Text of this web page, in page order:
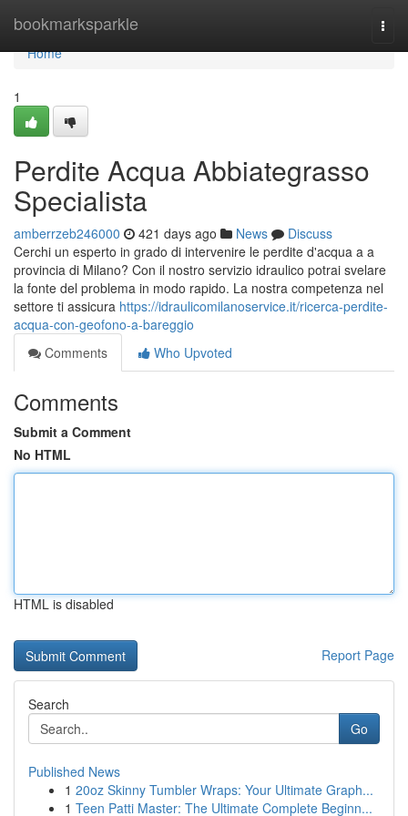
bookmarksparkle
Home
Home
1
Perdite Acqua Abbiategrasso
Specialista
amberrzeb246000 421 days ago News
Discuss
Cerchi un esperto in grado di intervenire le perdite d'acqua a a
provincia di Milano? Con il nostro servizio idraulico potrai svelare
la fonte del problema in modo rapido. La nostra competenza nel
settore ti assicura https://idraulicomilanoservice.it/ricerca-perdite-
acqua-con-geofono-a-bareggio
Comments
Who Upvoted
Comments
Submit a Comment
No HTML
HTML is disabled
Report Page
Search
Go
Published News
1 20oz Skinny Tumbler Wraps: Your Ultimate Graph...
1 Teen Patti Master: The Ultimate Complete Beginn...